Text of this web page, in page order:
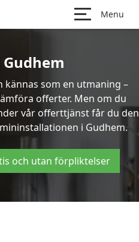
Menu
som en utmaning –
offerter. Men om du
vår offerttjänst får du den
i Gudhem.
och utan förpliktelser